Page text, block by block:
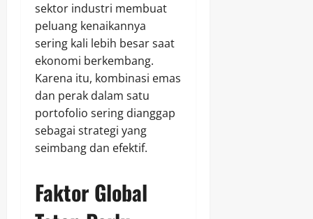
sektor industri membuat
peluang kenaikannya
sering kali lebih besar saat
ekonomi berkembang.
Karena itu, kombinasi emas
dan perak dalam satu
portofolio sering dianggap
sebagai strategi yang
seimbang dan efektif.
Faktor Global